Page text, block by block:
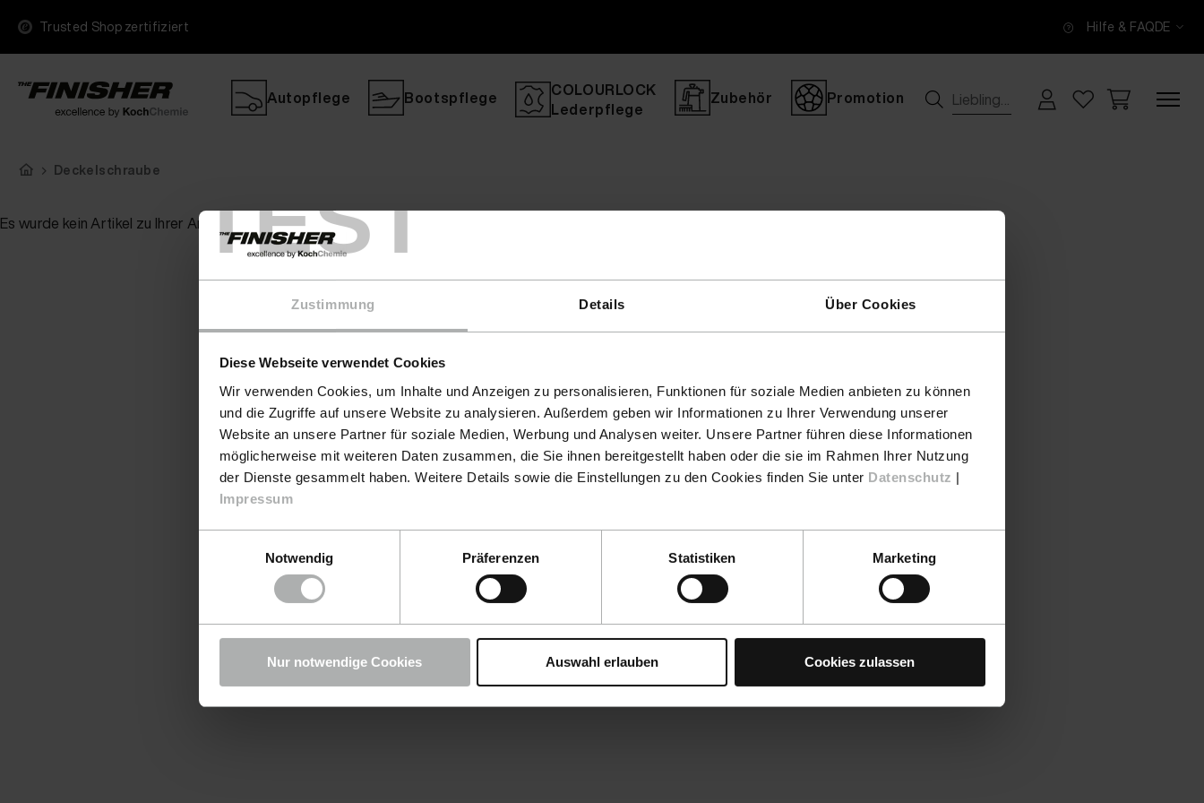
TEST
Zustimmung Details Über Cookies
Diese Webseite verwendet Cookies
Wir verwenden Cookies, um Inhalte und Anzeigen zu personalisieren, Funktionen für soziale Medien anbieten zu können
und die Zugriffe auf unsere Website zu analysieren. Außerdem geben wir Informationen zu Ihrer Verwendung unserer
Website an unsere Partner für soziale Medien, Werbung und Analysen weiter. Unsere Partner führen diese Informationen
möglicherweise mit weiteren Daten zusammen, die Sie ihnen bereitgestellt haben oder die sie im Rahmen Ihrer Nutzung
der Dienste gesammelt haben. Weitere Details sowie die Einstellungen zu den Cookies finden Sie unter Datenschutz |
Impressum
Notwendig
Präferenzen Statistiken Marketing
Nur notwendige Cookies Auswahl erlauben Cookies zulassen
Trusted Shop zertifiziert Hilfe & FAQDE
Autopflege Bootspflege
COLOURLOCK
Lederpflege
Zubehör Promotion
Deckelschraube
Es wurde kein Artikel zu Ihrer Anfrage gefunden